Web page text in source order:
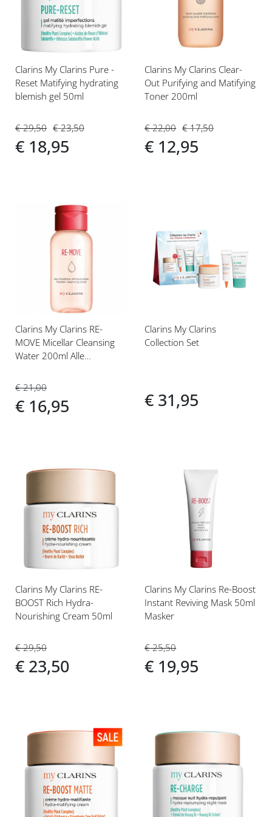
verlanglijst
Clarins My Clarins Pure -
Reset Matifying hydrating
blemish gel 50ml
€ 29,50
€ 18,95
€ 23,50
verlanglijst
Clarins My Clarins Clear-
Out Purifying and Matifying
Toner 200ml
€ 22,00
€ 12,95
€ 17,50
Voeg
verlanglijst
Clarins My Clarins RE-
MOVE Micellar Cleansing
Water 200ml Alle
€ 21,00
€ 16,95
Voeg
toe
aan
verlanglijst
Clarins My Clarins
Collection Set
€ 31,95
toe
aan
verlanglijst
Clarins My Clarins RE-
BOOST Rich Hydra-
Nourishing Cream 50ml
€ 29,50
€ 23,50
verlanglijst
Clarins My Clarins Re-Boost
Instant Reviving Mask 50ml
Masker
€ 25,50
€ 19,95
toe
aan
verlanglijst
toe
aan
verlanglijst